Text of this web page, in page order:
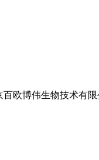
欧博伟生物技术有